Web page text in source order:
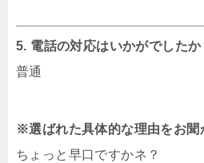
5. 電話の対応はいかがでしたか
普通
※選ばれた具体的な理由をお聞
ちょっと早口ですかネ？